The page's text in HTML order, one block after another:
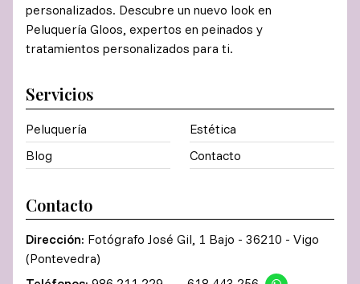
personalizados. Descubre un nuevo look en
Peluquería Gloos, expertos en peinados y
tratamientos personalizados para ti.
Servicios
Peluquería
Estética
Blog
Contacto
Contacto
Dirección: Fotógrafo José Gil, 1 Bajo - 36210 - Vigo
(Pontevedra)